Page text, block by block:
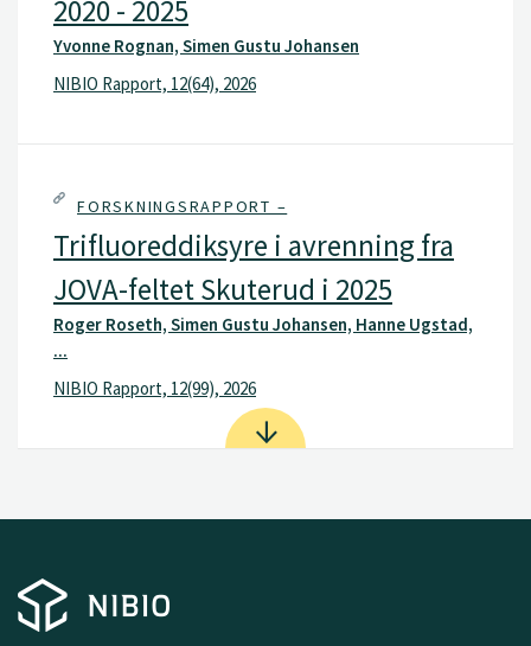
2020 - 2025
Yvonne Rognan, Simen Gustu Johansen
NIBIO Rapport, 12(64), 2026
FORSKNINGSRAPPORT –
Trifluoreddiksyre i avrenning fra
JOVA-feltet Skuterud i 2025
Roger Roseth, Simen Gustu Johansen, Hanne Ugstad,
...
NIBIO Rapport, 12(99), 2026